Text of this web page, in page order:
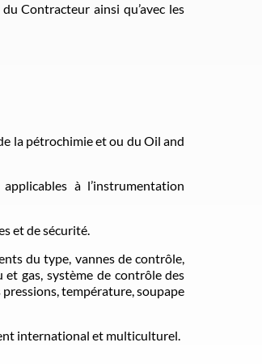
Contracteur ainsi qu’avec les
la pétrochimie et ou du Oil and
à l’instrumentation
et de sécurité.
du type, vannes de contrôle,
gas, système de contrôle des
température, soupape
international et multiculturel.